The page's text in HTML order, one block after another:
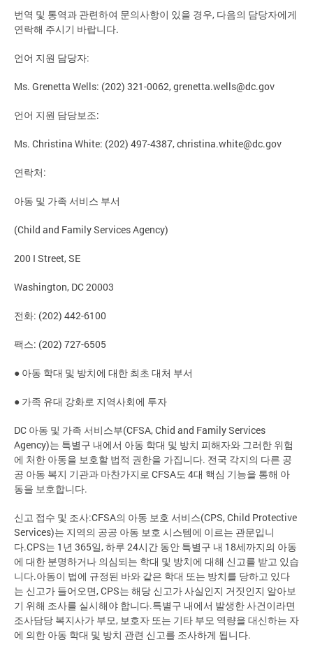
번역 및 통역과 관련하여 문의사항이 있을 경우, 다음의 담당자에게
연락해 주시기 바랍니다.
언어 지원 담당자:
Ms. Grenetta Wells: (202) 321-0062,grenetta.wells@dc.gov
언어 지원 담당보조:
Ms. Christina White: (202) 497-4387,christina.white@dc.gov
연락처:
아동 및 가족 서비스 부서
(Child and Family Services Agency)
200 I Street, SE
Washington, DC 20003
전화: (202) 442-6100
팩스: (202) 727-6505
● 아동 학대 및 방치에 대한 최초 대처 부서
● 가족 유대 강화로 지역사회에 투자
DC 아동 및 가족 서비스부(CFSA, Chid and Family Services
Agency)는 특별구 내에서 아동 학대 및 방치 피해자와 그러한 위험
에 처한 아동을 보호할 법적 권한을 가집니다. 전국 각지의 다른 공
공 아동 복지 기관과 마찬가지로 CFSA도 4대 핵심 기능을 통해 아
동을 보호합니다.
신고 접수 및 조사:CFSA의 아동 보호 서비스(CPS, Child Protective
Services)는 지역의 공공 아동 보호 시스템에 이르는 관문입니
다.CPS는 1년 365일, 하루 24시간 동안 특별구 내 18세까지의 아동
에 대한 분명하거나 의심되는 학대 및 방치에 대해 신고를 받고 있습
니다.아동이 법에 규정된 바와 같은 학대 또는 방치를 당하고 있다
는 신고가 들어오면, CPS는 해당 신고가 사실인지 거짓인지 알아보
기 위해 조사를 실시해야 합니다.특별구 내에서 발생한 사건이라면
조사담당 복지사가 부모, 보호자 또는 기타 부모 역량을 대신하는 자
에 의한 아동 학대 및 방치 관련 신고를 조사하게 됩니다.